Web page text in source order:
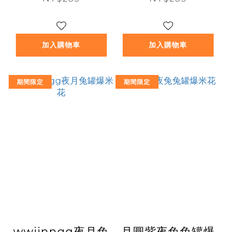
加入購物車 加入購物車
期間限定 期間限定